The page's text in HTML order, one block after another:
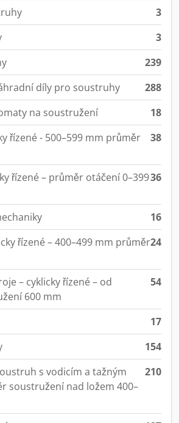
3
3
239
díly pro soustruhy
288
na soustružení
18
řízené - 500–599 mm průměr
38
řízené – průměr otáčení 0–39936
16
řízené – 400–499 mm průměr24
– cyklicky řízené – od
600 mm
54
17
154
s vodicím a tažným
soustružení nad ložem 400–
210